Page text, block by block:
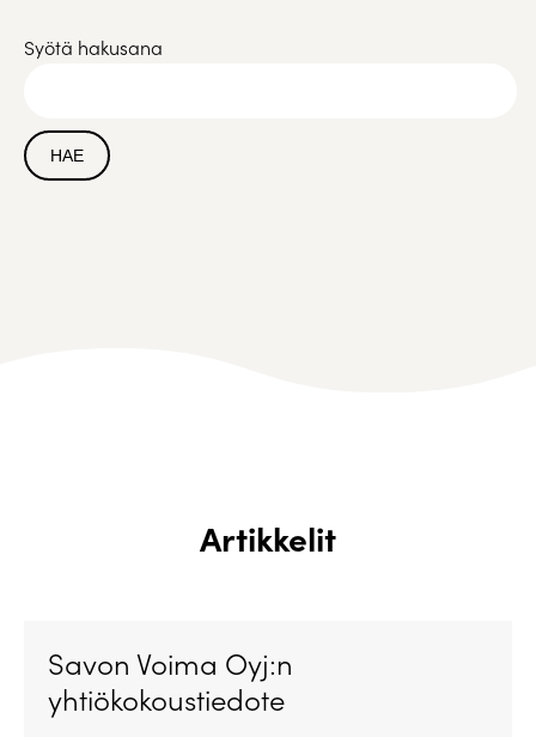
Syötä hakusana
Artikkelit
Savon Voima Oyj:n
yhtiökokoustiedote